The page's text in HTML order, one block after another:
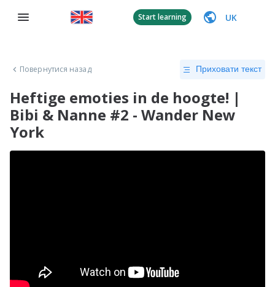
Start learning UK
Повернутися назад Приховати текст
Heftige emoties in de hoogte! |
Bibi & Nanne #2 - Wander New
York